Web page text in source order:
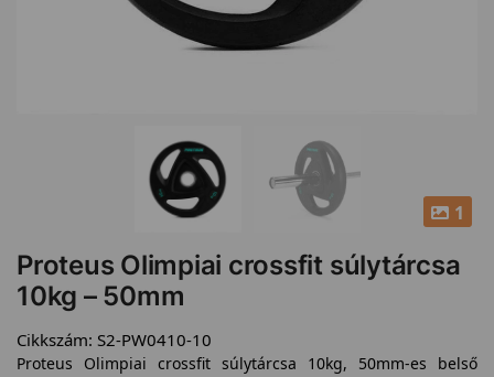
1
Proteus Olimpiai crossfit súlytárcsa
10kg – 50mm
Cikkszám: S2-PW0410-10
Proteus Olimpiai crossfit súlytárcsa 10kg, 50mm-es belső